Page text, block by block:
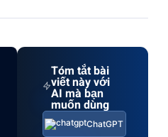
Tóm tắt bài
viết này với
AI mà bạn
muốn dùng
ChatGPT